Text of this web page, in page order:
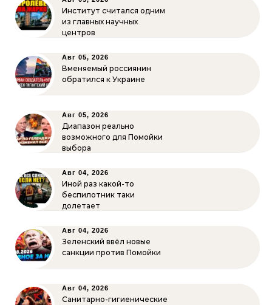
Институт считался одним
из главных научных
центров
Авг 05, 2026
Вменяемый россиянин
обратился к Украине
Авг 05, 2026
Диапазон реально
возможного для Помойки
выбора
Авг 04, 2026
Иной раз какой-то
беспилотник таки
долетает
Авг 04, 2026
Зеленский ввёл новые
санкции против Помойки
Авг 04, 2026
Санитарно-гигиенические